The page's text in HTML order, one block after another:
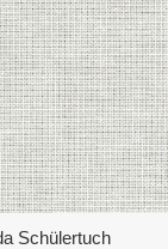
Schülertuch